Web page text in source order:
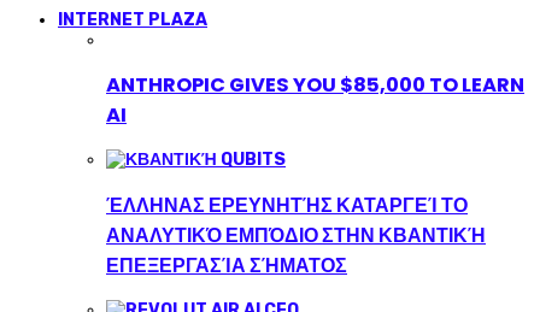
INTERNET PLAZA
ANTHROPIC GIVES YOU $85,000 TO LEARN
AI
ΈΛΛΗΝΑΣ ΕΡΕΥΝΗΤΉΣ ΚΑΤΑΡΓΕΊ ΤΟ
ΑΝΑΛΥΤΙΚΌ ΕΜΠΌΔΙΟ ΣΤΗΝ ΚΒΑΝΤΙΚΉ
ΕΠΕΞΕΡΓΑΣΊΑ ΣΉΜΑΤΟΣ